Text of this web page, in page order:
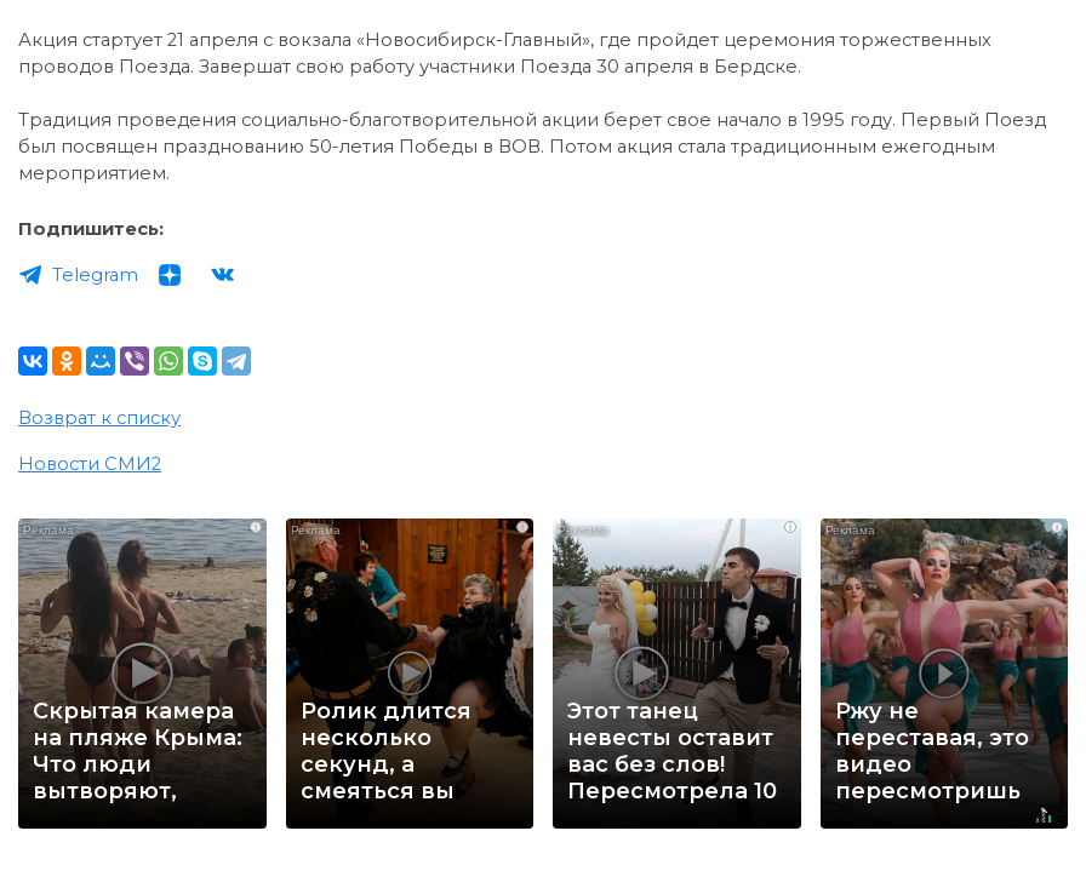
Акция стартует 21 апреля с вокзала «Новосибирск-Главный», где пройдет церемония торжественных
проводов Поезда. Завершат свою работу участники Поезда 30 апреля в Бердске.
Традиция проведения социально-благотворительной акции берет свое начало в 1995 году. Первый Поезд
был посвящен празднованию 50-летия Победы в ВОВ. Потом акция стала традиционным ежегодным
мероприятием.
Подпишитесь:
Telegram
Возврат к списку
Новости СМИ2
i
Скрытая камера
на пляже Крыма:
Что люди
вытворяют,
i
Ролик длится
несколько
секунд, а
смеяться вы
i
Этот танец
невесты оставит
вас без слов!
Пересмотрела 10
i
Ржу не
переставая, это
видео
пересмотришь